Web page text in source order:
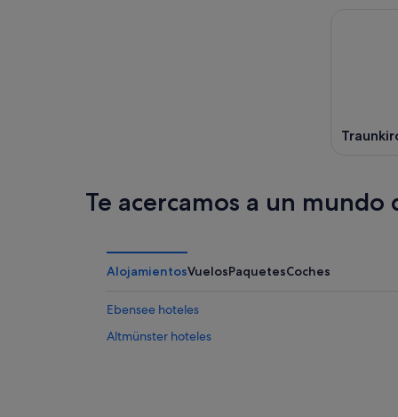
Te acercamos a un mundo
AlojamientosVuelosPaquetesCoches
Ebensee hoteles
Altmünster hoteles